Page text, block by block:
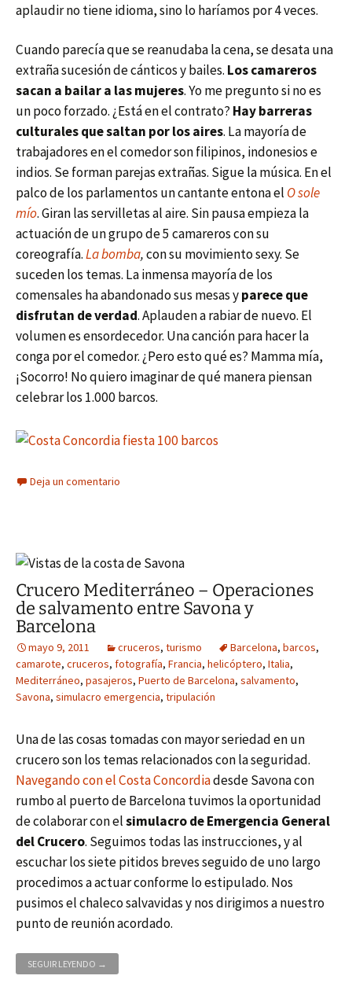
aplaudir no tiene idioma, sino lo haríamos por 4 veces.
Cuando parecía que se reanudaba la cena, se desata una
extraña sucesión de cánticos y bailes. Los camareros
sacan a bailar a las mujeres. Yo me pregunto si no es
un poco forzado. ¿Está en el contrato? Hay barreras
culturales que saltan por los aires. La mayoría de
trabajadores en el comedor son filipinos, indonesios e
indios. Se forman parejas extrañas. Sigue la música. En el
palco de los parlamentos un cantante entona el O sole
mío. Giran las servilletas al aire. Sin pausa empieza la
actuación de un grupo de 5 camareros con su
coreografía.La bomba,con su movimiento sexy. Se
suceden los temas. La inmensa mayoría de los
comensales ha abandonado sus mesas yparece que
disfrutan de verdad. Aplauden a rabiar de nuevo. El
volumen es ensordecedor. Una canción para hacer la
conga por el comedor. ¿Pero esto qué es? Mamma mía,
¡Socorro! No quiero imaginar de qué manera piensan
celebrar los 1.000 barcos.
Deja un comentario
Crucero Mediterráneo – Operaciones
de salvamento entre Savona y
Barcelona
mayo 9, 2011 cruceros, turismo Barcelona, barcos,
camarote, cruceros, fotografía, Francia, helicóptero, Italia,
Mediterráneo, pasajeros, Puerto de Barcelona, salvamento,
Savona, simulacro emergencia, tripulación
Una de las cosas tomadas con mayor seriedad en un
crucero son los temas relacionados con la seguridad.
Navegando con el Costa Concordiadesde Savona con
rumbo al puerto de Barcelona tuvimos la oportunidad
de colaborar con elsimulacro de Emergencia General
del Crucero. Seguimos todas las instrucciones, y al
escuchar los siete pitidos breves seguido de uno largo
procedimos a actuar conforme lo estipulado. Nos
pusimos el chaleco salvavidas y nos dirigimos a nuestro
punto de reunión acordado.
SEGUIR LEYENDO CRUCERO MEDITERRÁNEO – OPERACIONES DE SALVAMENTO
→